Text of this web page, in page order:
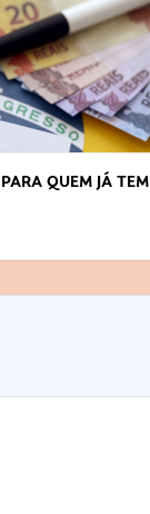
QUEM JÁ TEM